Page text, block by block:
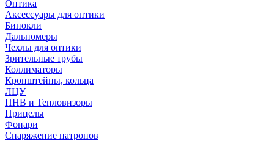
Оптика
Аксессуары для оптики
Бинокли
Дальномеры
Чехлы для оптики
Зрительные трубы
Коллиматоры
Кронштейны, кольца
ЛЦУ
ПНВ и Тепловизоры
Прицелы
Фонари
Снаряжение патронов